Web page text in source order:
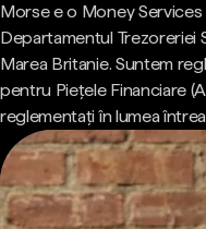
Morse e o Money
Departamentul Trezoreriei
Marea Britanie. Suntem
pentru Piețele Financiare
reglementați în lumea